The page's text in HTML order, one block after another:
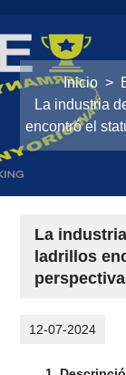
Inicio >
La industria
encontró el
La
ladrillos
12-07-2024